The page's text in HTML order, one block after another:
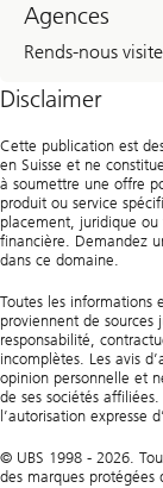
Agences
Rends-nous
Disclaimer
Cette publication est
en Suisse et ne
à soumettre une offre
produit ou service
placement, juridique
financière. Demandez
dans ce domaine.
Toutes les informations
proviennent de sources
responsabilité,
incomplètes. Les avis
opinion personnelle et
de ses sociétés
l’autorisation expresse
© UBS 1998 - 2026.
des marques protégées